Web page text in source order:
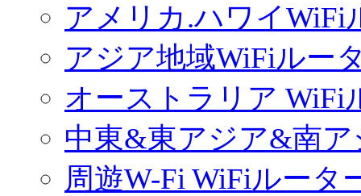
アメリカ.ハワイWiFi
アジア地域WiFiルー
オーストラリア WiFi
中東&東アジア&南
周遊W-Fi WiFiルータ